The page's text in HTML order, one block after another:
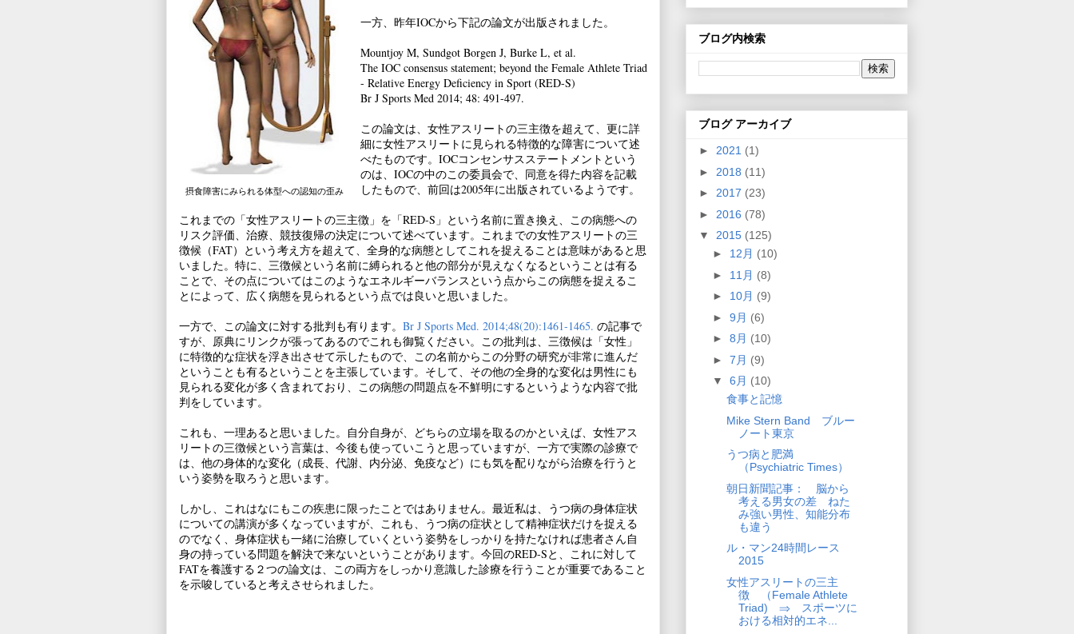
摂食障害にみられる体型への認知の歪み
一方、昨年IOCから下記の論文が出版されました。
Mountjoy M, Sundgot Borgen J, Burke L, et al.
The IOC consensus statement; beyond the Female Athlete Triad
- Relative Energy Deficiency in Sport (RED-S)
Br J Sports Med 2014; 48: 491-497.
この論文は、女性アスリートの三主徴を超えて、更に詳
細に女性アスリートに見られる特徴的な障害について述
べたものです。IOCコンセンサスステートメントという
のは、IOCの中のこの委員会で、同意を得た内容を記載
したもので、前回は2005年に出版されているようです。
これまでの「女性アスリートの三主徴」を「RED-S」という名前に置き換え、この病態への
リスク評価、治療、競技復帰の決定について述べています。これまでの女性アスリートの三
徴候（FAT）という考え方を超えて、全身的な病態としてこれを捉えることは意味があると思
いました。特に、三徴候という名前に縛られると他の部分が見えなくなるということは有る
ことで、その点についてはこのようなエネルギーバランスという点からこの病態を捉えるこ
とによって、広く病態を見られるという点では良いと思いました。
一方で、この論文に対する批判も有ります。 Br J Sports Med. 2014;48(20):1461-1465. の記事で
すが、原典にリンクが張ってあるのでこれも御覧ください。この批判は、三徴候は「女性」
に特徴的な症状を浮き出させて示したもので、この名前からこの分野の研究が非常に進んだ
ということも有るということを主張しています。そして、その他の全身的な変化は男性にも
見られる変化が多く含まれており、この病態の問題点を不鮮明にするというような内容で批
判をしています。
これも、一理あると思いました。自分自身が、どちらの立場を取るのかといえば、女性アス
リートの三徴候という言葉は、今後も使っていこうと思っていますが、一方で実際の診療で
は、他の身体的な変化（成長、代謝、内分泌、免疫など）にも気を配りながら治療を行うと
いう姿勢を取ろうと思います。
しかし、これはなにもこの疾患に限ったことではありません。最近私は、うつ病の身体症状
についての講演が多くなっていますが、これも、うつ病の症状として精神症状だけを捉える
のでなく、身体症状も一緒に治療していくという姿勢をしっかりを持たなければ患者さん自
身の持っている問題を解決で来ないということがあります。今回のRED-Sと、これに対して
FATを養護する２つの論文は、この両方をしっかり意識した診療を行うことが重要であること
を示唆していると考えさせられました。
ブログ内検索
ブログ アーカイブ
► 2021 (1)
► 2018 (11)
► 2017 (23)
► 2016 (78)
▼ 2015 (125)
► 12月 (10)
► 11月 (8)
► 10月 (9)
► 9月 (6)
► 8月 (10)
► 7月 (9)
▼ 6月 (10)
食事と記憶
Mike Stern Band ブルー
ノート東京
うつ病と肥満
（Psychiatric Times）
朝日新聞記事： 脳から
考える男女の差 ねた
み強い男性、知能分布
も違う
ル・マン24時間レース
2015
女性アスリートの三主
徴 （Female Athlete
Triad) ⇒ スポーツに
おける相対的エネ...